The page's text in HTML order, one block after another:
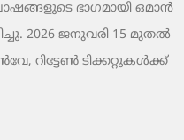
ഭാഗമായി ഒമാൻ
2026 ജനുവരി 15 മുതൽ
റിട്ടേൺ ടിക്കറ്റുകൾക്ക്